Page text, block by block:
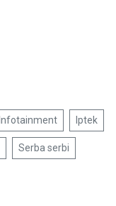
Infotainment Iptek
Serba serbi